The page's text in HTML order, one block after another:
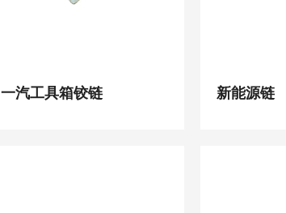
一汽工具箱铰链 新能源链